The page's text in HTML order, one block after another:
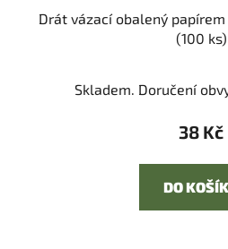
Drát vázací obalený
(100 ks)
Skladem. Doručení
38 Kč
DO